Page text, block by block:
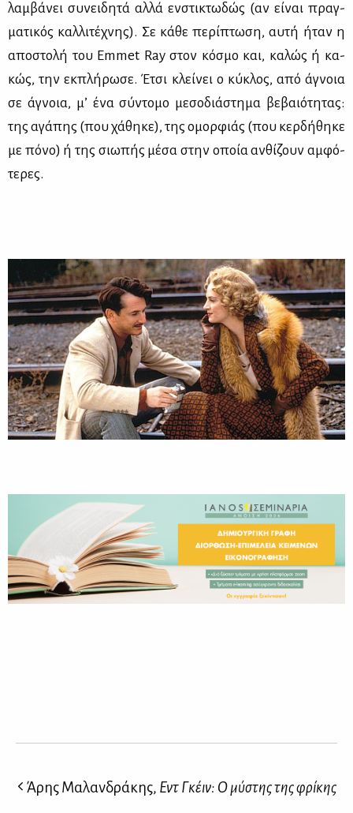
λαμ­βά­νει συ­νει­δη­τά αλ­λά εν­στι­κτω­δώς (αν εί­ναι πραγ­
μα­τι­κός καλ­λι­τέ­χνης). Σε κά­θε πε­ρί­πτω­ση, αυ­τή ήταν η
απο­στο­λή του Emmet Ray στον κό­σμο και, κα­λώς ή κα­
κώς, την εκ­πλή­ρω­σε. Έτσι κλεί­νει ο κύ­κλος, από άγνοια
σε άγνοια, μ’ ένα σύ­ντο­μο με­σο­διά­στη­μα βε­βαιό­τη­τας:
της αγά­πης (που χά­θη­κε), της ομορ­φιάς (που κερ­δή­θη­κε
με πό­νο) ή της σιω­πής μέ­σα στην οποία αν­θί­ζουν αμ­φό­
τε­ρες.
Άρης Μαλανδράκης, Εντ Γκέιν: Ο μύστης της φρίκης